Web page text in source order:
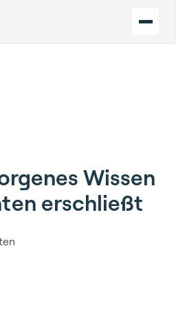
Wissen
erschließt